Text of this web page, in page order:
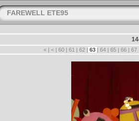
FAREWELL ETE95
« | < | 60 | 61 | 62 | 63 | 64 | 65 | 66 | 67